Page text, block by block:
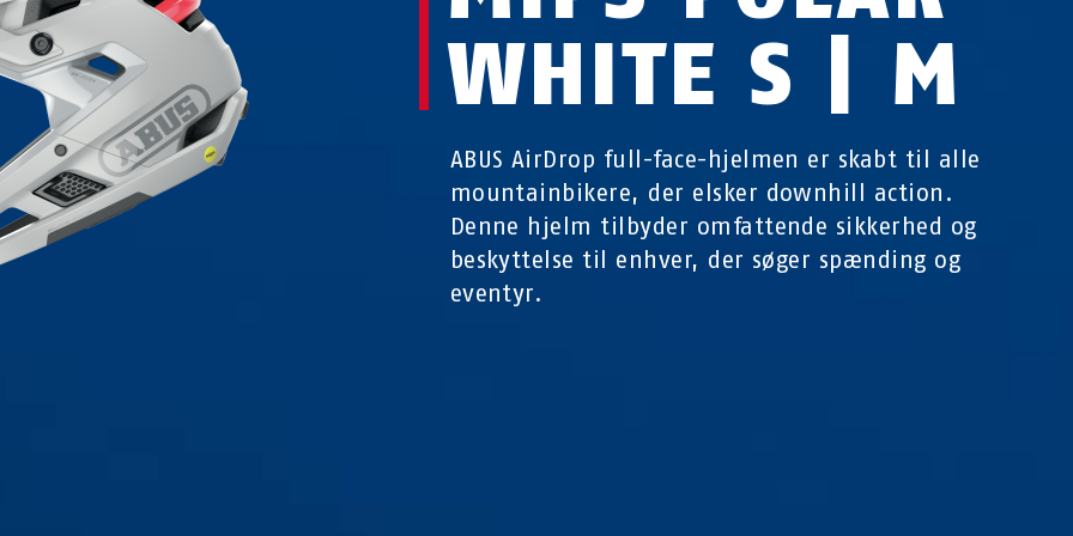
WHITE S | M
ABUS AirDrop full-face-hjelmen er skabt til alle
mountainbikere, der elsker downhill action.
Denne hjelm tilbyder omfattende sikkerhed og
beskyttelse til enhver, der søger spænding og
eventyr.